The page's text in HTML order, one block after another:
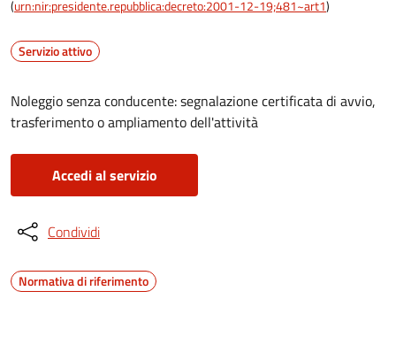
(urn:nir:presidente.repubblica:decreto:2001-12-19;481~art1)
Servizio attivo
Noleggio senza conducente: segnalazione certificata di avvio,
trasferimento o ampliamento dell'attività
Accedi al servizio
Condividi
Normativa di riferimento